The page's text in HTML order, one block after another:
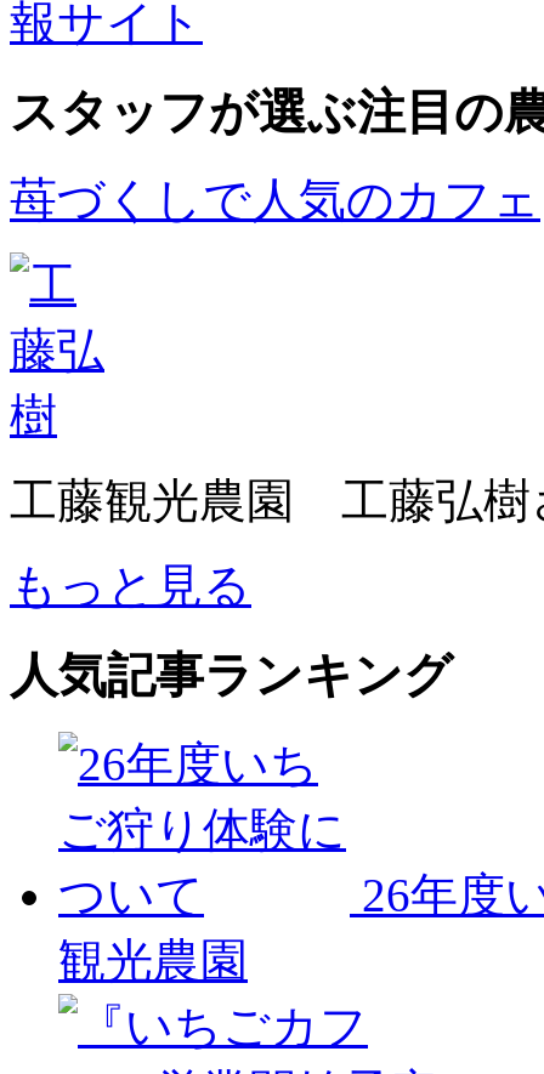
スタッフが選ぶ注目の
苺づくしで人気のカフェ
工藤観光農園 工藤弘樹
もっと見る
人気記事ランキング
26年度
観光農園